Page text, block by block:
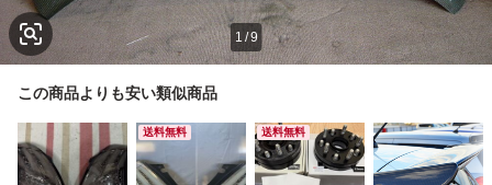
1 /9
この商品よりも安い類似商品
送料無料 送料無料